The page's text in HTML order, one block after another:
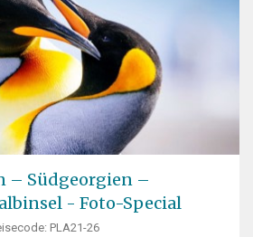
– Südgeorgien –
- Foto-Special
PLA21-26